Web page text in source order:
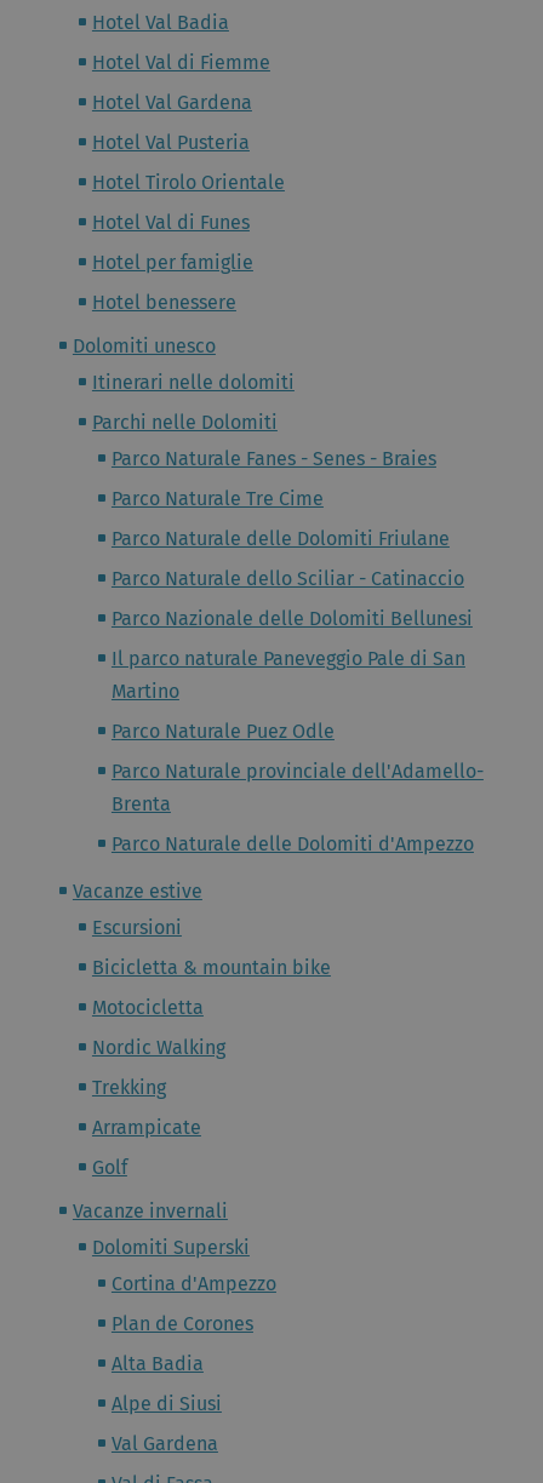
Hotel Val Badia
Hotel Val di Fiemme
Hotel Val Gardena
Hotel Val Pusteria
Hotel Tirolo Orientale
Hotel Val di Funes
Hotel per famiglie
Hotel benessere
Dolomiti unesco
Itinerari nelle dolomiti
Parchi nelle Dolomiti
Parco Naturale Fanes - Senes - Braies
Parco Naturale Tre Cime
Parco Naturale delle Dolomiti Friulane
Parco Naturale dello Sciliar - Catinaccio
Parco Nazionale delle Dolomiti Bellunesi
Il parco naturale Paneveggio Pale di San
Martino
Parco Naturale Puez Odle
Parco Naturale provinciale dell'Adamello-
Brenta
Parco Naturale delle Dolomiti d'Ampezzo
Vacanze estive
Escursioni
Bicicletta & mountain bike
Motocicletta
Nordic Walking
Trekking
Arrampicate
Golf
Vacanze invernali
Dolomiti Superski
Cortina d'Ampezzo
Plan de Corones
Alta Badia
Alpe di Siusi
Val Gardena